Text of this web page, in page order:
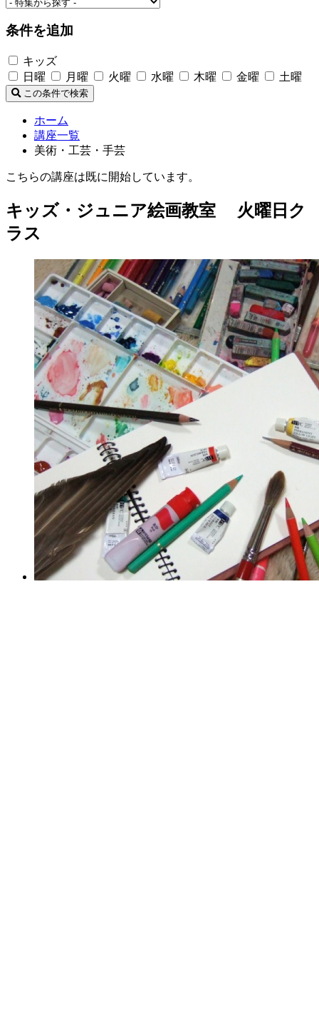
条件を追加
キッズ
日曜
月曜 火曜 水曜 木曜 金曜 土曜
この条件で検索
ホーム
講座一覧
美術・工芸・手芸
こちらの講座は既に開始しています。
キッズ・ジュニア絵画教室 火曜日ク
ラス